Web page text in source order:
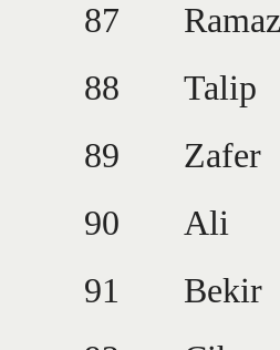
87
88
Talip
89
Zafer
90
Ali
91
Bekir